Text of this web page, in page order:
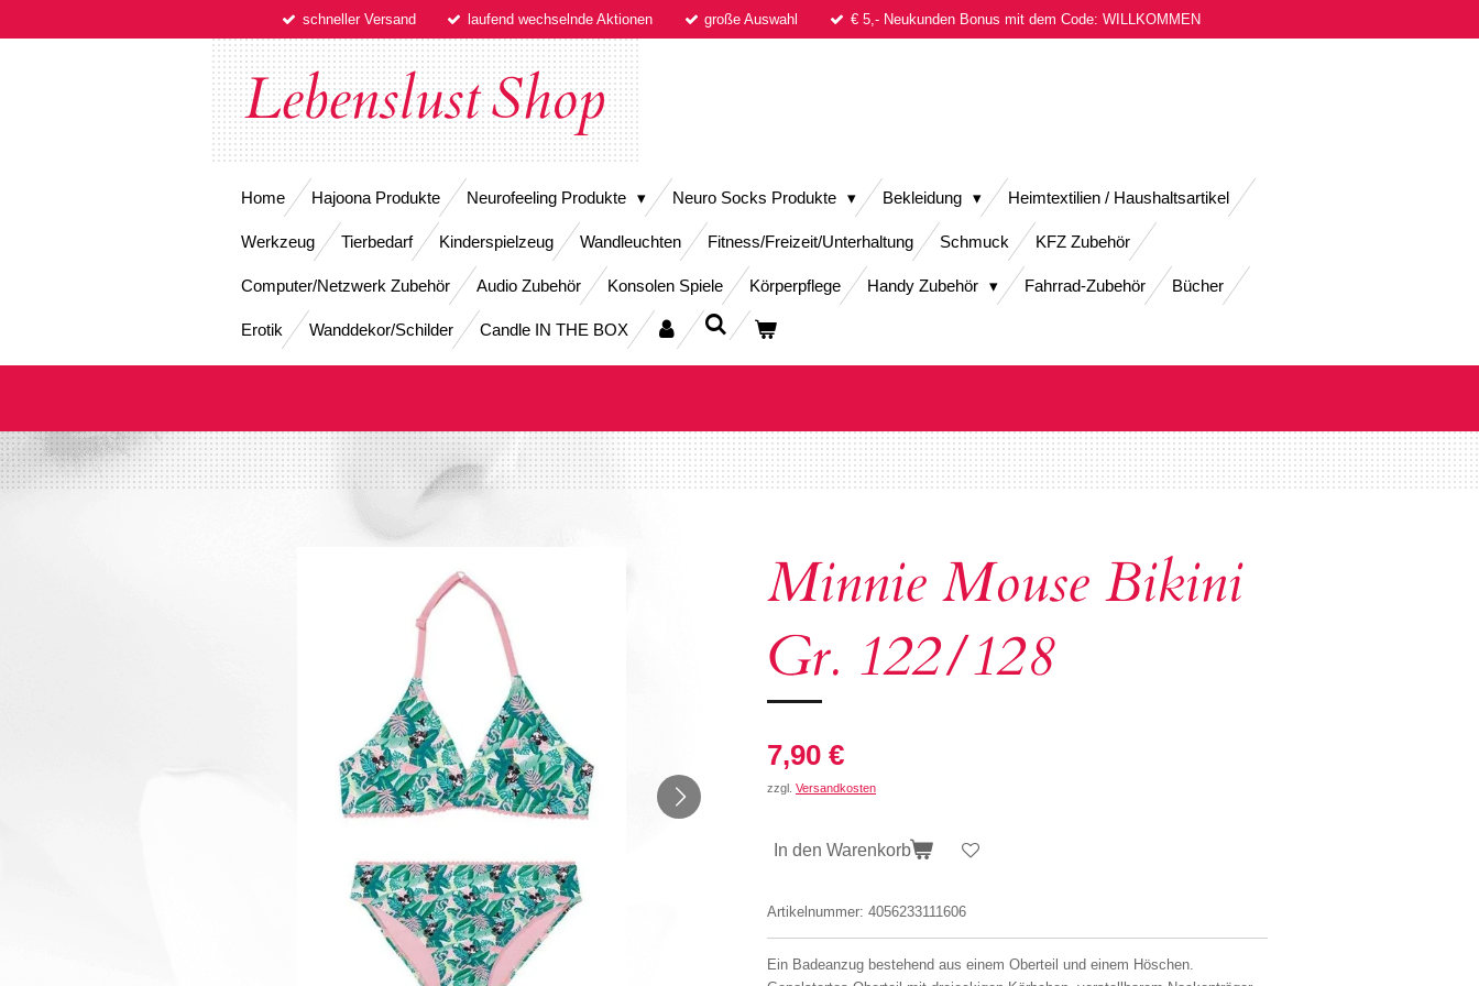
schneller Versand laufend wechselnde Aktionen große Auswahl € 5,- Neukunden Bonus mit dem Code: WILLKOMMEN
LebenslustShop
Home Hajoona Produkte Neurofeeling Produkte Neuro Socks Produkte Bekleidung Heimtextilien / Haushaltsartikel
Werkzeug Tierbedarf Kinderspielzeug Wandleuchten Fitness/Freizeit/Unterhaltung Schmuck KFZ Zubehör
Computer/Netzwerk Zubehör Audio Zubehör Konsolen Spiele Körperpflege Handy Zubehör Fahrrad-Zubehör Bücher
Erotik Wanddekor/Schilder Candle IN THE BOX
Minnie Mouse Bikini
Gr. 122/128
7,90 €
zzgl. Versandkosten
In den Warenkorb
Artikelnummer: 4056233111606
Ein Badeanzug bestehend aus einem Oberteil und einem Höschen.